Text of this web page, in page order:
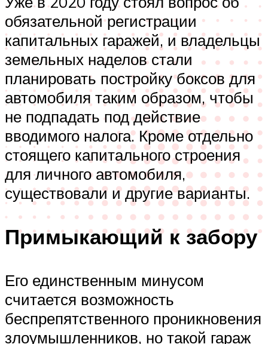
обязательной регистрации
капитальных гаражей, и владельцы
земельных наделов стали
планировать постройку боксов для
автомобиля таким образом, чтобы
не подпадать под действие
вводимого налога. Кроме отдельно
стоящего капитального строения
для личного автомобиля,
существовали и другие варианты.
Примыкающий к забору
Его единственным минусом
считается возможность
беспрепятственного проникновения
злоумышленников, но такой гараж